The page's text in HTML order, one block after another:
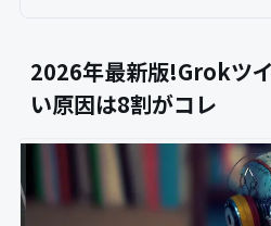
2026年最新版!Grokツ
い原因は8割がコレ